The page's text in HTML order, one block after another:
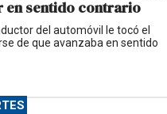
en sentido contrario
del automóvil le tocó el
de que avanzaba en sentido